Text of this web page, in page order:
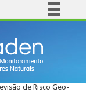
BR
informação
de Risco Geo-